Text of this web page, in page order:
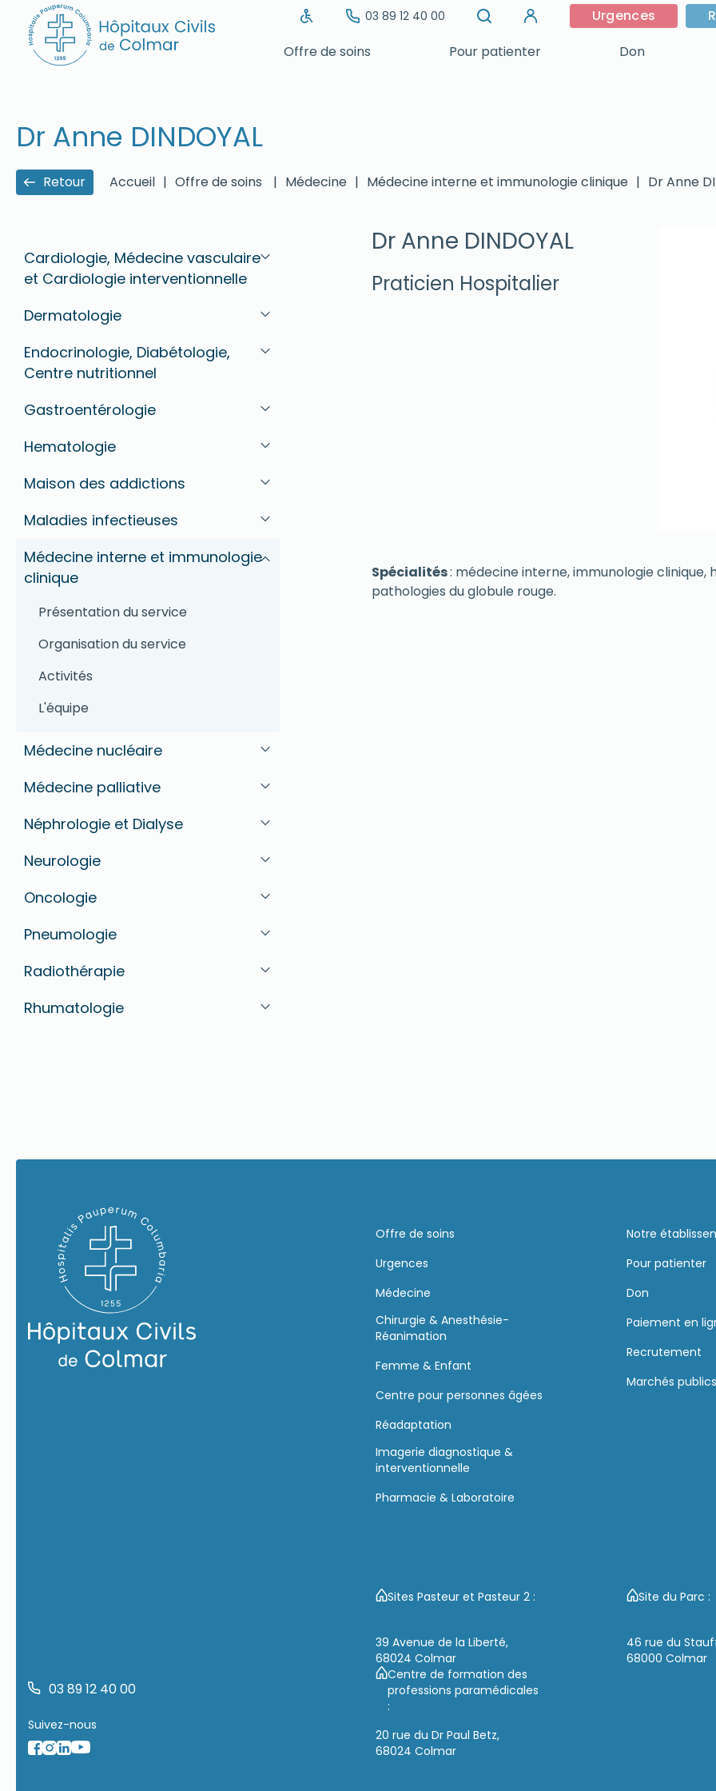
03 89 12 40 00 Urgences
Offre de soins
Pour patienter Don
Dr Anne DINDOYAL
Retour Accueil | Offre de soins | Médecine | Médecine interne et immunologie clinique | Dr Anne
Cardiologie, Médecine vasculaire
et Cardiologie interventionnelle
Dermatologie
Endocrinologie, Diabétologie,
Centre nutritionnel
Gastroentérologie
Hematologie
Maison des addictions
Maladies infectieuses
Médecine interne et immunologie
clinique
Présentation du service
Organisation du service
Activités
L'équipe
Médecine nucléaire
Médecine palliative
Néphrologie et Dialyse
Neurologie
Oncologie
Pneumologie
Radiothérapie
Rhumatologie
Dr Anne DINDOYAL
Praticien Hospitalier
Spécialités: médecine interne, immunologie
pathologies du globule rouge.
Offre de soins
Urgences
Médecine
Chirurgie & Anesthésie-
Réanimation
Femme & Enfant
Centre pour personnes âgées
Réadaptation
Imagerie diagnostique &
interventionnelle
Pharmacie & Laboratoire
Notre
Pour patienter
Don
Paiement en
Recrutement
Marchés
03 89 12 40 00
Suivez-nous
Sites Pasteur et Pasteur 2 :
39 Avenue de la Liberté,
68024 Colmar
Site du Parc :
46 rue du
68000 Colmar
Centre de formation des
professions paramédicales
:
20 rue du Dr Paul Betz,
68024 Colmar